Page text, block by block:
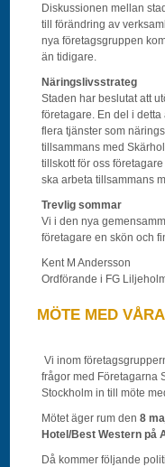
Diskussionen mellan
till förändring av
nya företagsgruppen
än tidigare.
Näringslivsstrateg
Staden har beslutat att
företagare. En del i
flera tjänster som
tillsammans med
tillskott för oss
ska arbeta tillsammans
Trevlig sommar
Vi i den nya
företagare en skön och
Kent M Andersson
Ordförande i FG
MÖTE MED
Vi inom
frågor med Företagarna
Stockholm in till möte
Mötet äger rum den8
Hotel/Best Western på
Då kommer följande